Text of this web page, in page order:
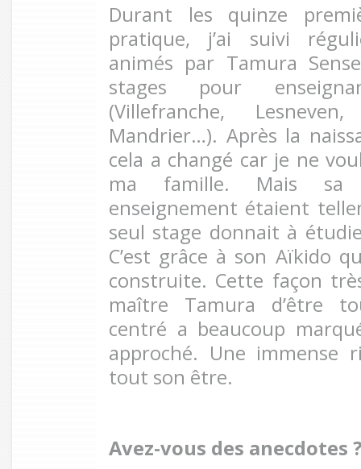
Durant les quinze
pratique, j’ai suivi
animés par Tamura
stages pour
(Villefranche,
Mandrier…). Après la
cela a changé car je ne
ma famille. Mais sa
enseignement étaient
seul stage donnait à
C’est grâce à son Aïkido
construite. Cette façon
maître Tamura d’être
centré a beaucoup
approché. Une immense
tout son être.
Avez-vous des anecdotes